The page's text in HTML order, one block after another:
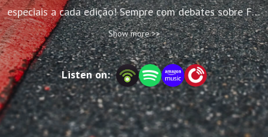
especiais a cada edição! Sempre com debates sobre F1,
Indy, MotoGP, Formula E e Stock Car, o Café com
Velocidade traz a dose certa na análise do esporte a
motor!
Show more >>
Listen on: